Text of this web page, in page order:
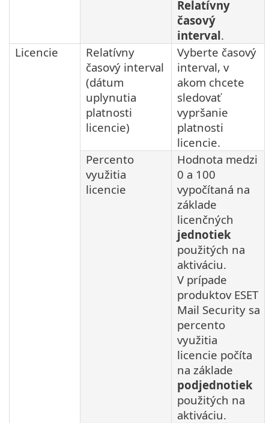
Relatívny
časový
interval.
Licencie
Relatívny
časový interval
(dátum
uplynutia
platnosti
licencie)
Vyberte časový
interval, v
akom chcete
sledovať
vypršanie
platnosti
licencie.
Percento
využitia
licencie
Hodnota medzi
0 a 100
vypočítaná na
základe
licenčných
jednotiek
použitých na
aktiváciu.
V prípade
produktov ESET
Mail Security sa
percento
využitia
licencie počíta
na základe
podjednotiek
použitých na
aktiváciu.